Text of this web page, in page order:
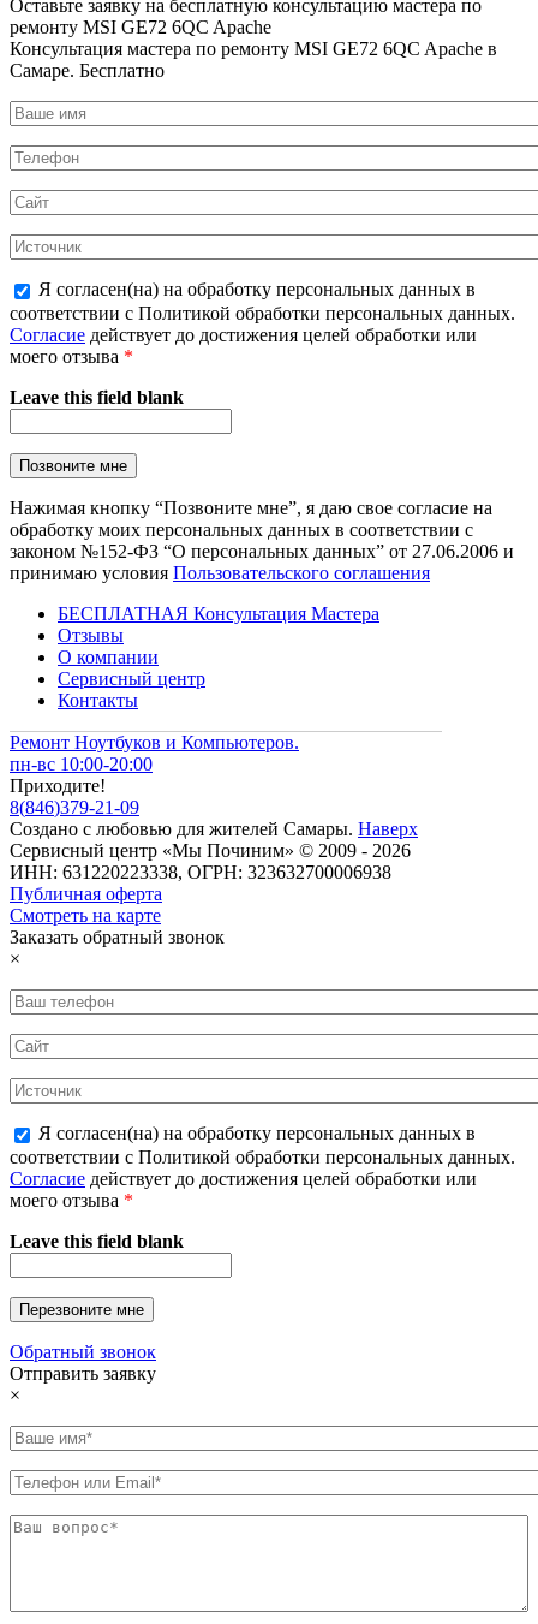
Оставьте заявку на бесплатную консультацию мастера по
ремонту MSI GE72 6QC Apache
Консультация мастера по ремонту MSI GE72 6QC Apache в
Самаре. Бесплатно
Я согласен(на) на обработку персональных данных в
соответствии с Политикой обработки персональных данных.
Согласие действует до достижения целей обработки или
моего отзыва *
Leave this field blank
Нажимая кнопку “Позвоните мне”, я даю свое согласие на
обработку моих персональных данных в соответствии с
законом №152-ФЗ “О персональных данных” от 27.06.2006 и
принимаю условия Пользовательского соглашения
БЕСПЛАТНАЯ Консультация Мастера
Отзывы
О компании
Сервисный центр
Контакты
Ремонт Ноутбуков и Компьютеров.
пн-вс 10:00-20:00
Приходите!
8(846)379-21-09
Создано с любовью для жителей Самары. Наверх
Сервисный центр «Мы Починим» © 2009 - 2026
ИНН: 631220223338, ОГРН: 323632700006938
Публичная оферта
Смотреть на карте
Заказать обратный звонок
×
Я согласен(на) на обработку персональных данных в
соответствии с Политикой обработки персональных данных.
Согласие действует до достижения целей обработки или
моего отзыва *
Leave this field blank
Обратный звонок
Отправить заявку
×